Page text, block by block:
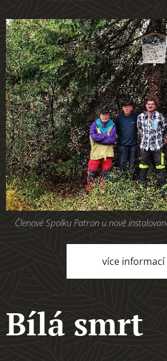
Členové Spolku Patron u nově
více informací
Bílá smrt